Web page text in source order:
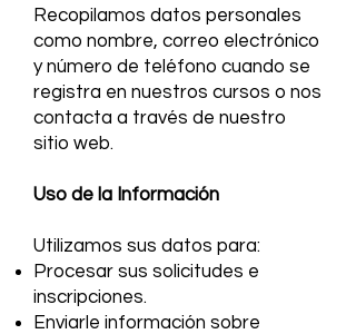
Recopilamos datos personales
como nombre, correo electrónico
y número de teléfono cuando se
registra en nuestros cursos o nos
contacta a través de nuestro
sitio web.
Uso de la Información
Utilizamos sus datos para:
Procesar sus solicitudes e
inscripciones.
Enviarle información sobre